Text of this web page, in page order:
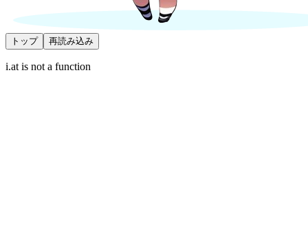
トップ 再読み込み
i.at is not a function